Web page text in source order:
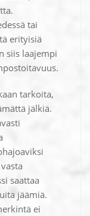
tai
erityisiä
siis laajempi
tarkoita,
jälkiä.
saattaa
jäämiä.
ei